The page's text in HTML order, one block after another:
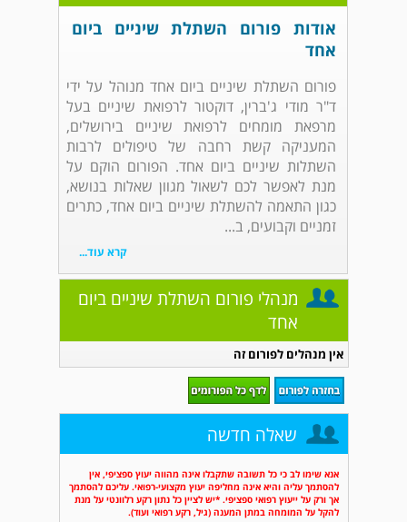
אודות פורום השתלת שיניים ביום
אחד
פורום השתלת שיניים ביום אחד מנוהל על ידי
ד"ר מודי ג'ברין, דוקטור לרפואת שיניים בעל
מרפאת מומחים לרפואת שיניים בירושלים,
המעניקה קשת רחבה של טיפולים לרבות
השתלות שיניים ביום אחד. הפורום הוקם על
מנת לאפשר לכם לשאול מגוון שאלות בנושא,
כגון התאמה להשתלת שיניים ביום אחד, כתרים
זמניים וקבועים, ב...
קרא עוד...
מנהלי פורום השתלת שיניים ביום
אחד
אין מנהלים לפורום זה
שאלה חדשה
אנא שימו לב כי כל תשובה שתקבלו אינה מהווה יעוץ ספציפי, אין
להסתמך עליה והיא אינה מחליפה יעוץ מקצועי-רפואי. עליכם להסתמך
אך ורק על ייעוץ רפואי ספציפי. *יש לציין כל נתון רקע רלוונטי על מנת
להקל על המומחה במתן המענה (גיל, רקע רפואי ועוד).